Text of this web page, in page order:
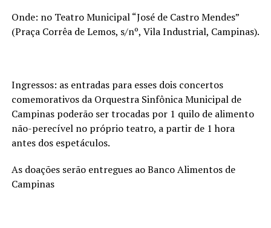
Onde: no Teatro Municipal “José de Castro Mendes”
(Praça Corrêa de Lemos, s/nº, Vila Industrial, Campinas).
Ingressos: as entradas para esses dois concertos
comemorativos da Orquestra Sinfônica Municipal de
Campinas poderão ser trocadas por 1 quilo de alimento
não-perecível no próprio teatro, a partir de 1 hora
antes dos espetáculos.
As doações serão entregues ao Banco Alimentos de
Campinas